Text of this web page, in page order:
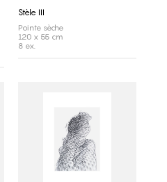
Stèle III
Pointe sèche
120 x 55 cm
8 ex.